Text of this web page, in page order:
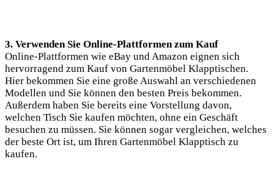
3. Verwenden Sie Online-Plattformen zum Kauf
Online-Plattformen wie eBay und Amazon eignen sich
hervorragend zum Kauf von Gartenmöbel Klapptischen.
Hier bekommen Sie eine große Auswahl an verschiedenen
Modellen und Sie können den besten Preis bekommen.
Außerdem haben Sie bereits eine Vorstellung davon,
welchen Tisch Sie kaufen möchten, ohne ein Geschäft
besuchen zu müssen. Sie können sogar vergleichen, welches
der beste Ort ist, um Ihren Gartenmöbel Klapptisch zu
kaufen.